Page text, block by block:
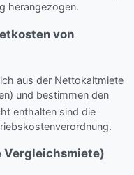
herangezogen.
von
aus der Nettokaltmiete
und bestimmen den
enthalten sind die